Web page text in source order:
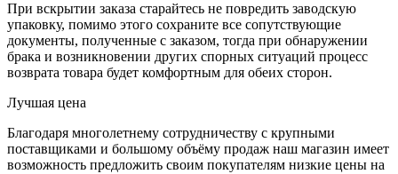
При вскрытии заказа старайтесь не повредить заводскую
упаковку, помимо этого сохраните все сопутствующие
документы, полученные с заказом, тогда при обнаружении
брака и возникновении других спорных ситуаций процесс
возврата товара будет комфортным для обеих сторон.
Лучшая цена
Благодаря многолетнему сотрудничеству с крупными
поставщиками и большому объёму продаж наш магазин имеет
возможность предложить своим покупателям низкие цены на